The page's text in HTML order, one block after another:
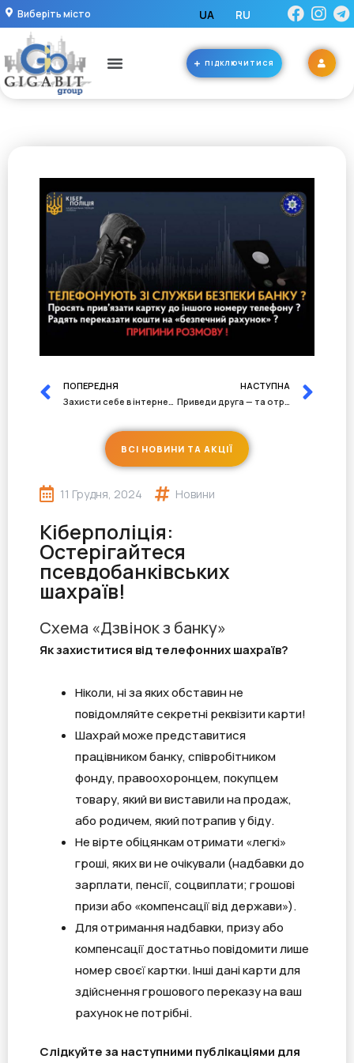
Виберіть місто UA RU
ПІДКЛЮЧИТИСЯ
ПОПЕРЕДНЯ
НАСТУПНА
ВСІ НОВИНИ ТА АКЦІЇ
11 Грудня, 2024 Новини
Кіберполіція:
Остерігайтеся
псевдобанківських
шахраїв!
Схема «Дзвінок з банку»
Як захиститися від телефонних шахраїв?
Ніколи, ні за яких обставин не
повідомляйте секретні реквізити карти!
Шахрай може представитися
працівником банку, співробітником
фонду, правоохоронцем, покупцем
товару, який ви виставили на продаж,
або родичем, який потрапив у біду.
Не вірте обіцянкам отримати «легкі»
гроші, яких ви не очікували (надбавки до
зарплати, пенсії, соцвиплати; грошові
призи або «компенсації від держави»).
Для отримання надбавки, призу або
компенсації достатньо повідомити лише
номер своєї картки. Інші дані карти для
здійснення грошового переказу на ваш
рахунок не потрібні.
Слідкуйте за наступними публікаціями для